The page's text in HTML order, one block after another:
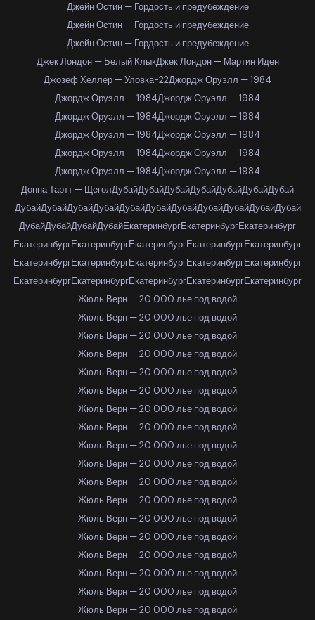
Джейн Остин — Гордость и предубеждение
Джейн Остин — Гордость и предубеждение
Джейн Остин — Гордость и предубеждение
Джек Лондон — Белый КлыкДжек Лондон — Мартин Иден
Джозеф Хеллер — Уловка-22Джордж Оруэлл — 1984
Джордж Оруэлл — 1984Джордж Оруэлл — 1984
Джордж Оруэлл — 1984Джордж Оруэлл — 1984
Джордж Оруэлл — 1984Джордж Оруэлл — 1984
Джордж Оруэлл — 1984Джордж Оруэлл — 1984
Джордж Оруэлл — 1984Джордж Оруэлл — 1984
Донна Тартт — ЩеголДубайДубайДубайДубайДубайДубайДубай
ДубайДубайДубайДубайДубайДубайДубайДубайДубайДубайДубай
ДубайДубайДубайДубайЕкатеринбургЕкатеринбургЕкатеринбург
ЕкатеринбургЕкатеринбургЕкатеринбургЕкатеринбургЕкатеринбург
ЕкатеринбургЕкатеринбургЕкатеринбургЕкатеринбургЕкатеринбург
ЕкатеринбургЕкатеринбургЕкатеринбургЕкатеринбургЕкатеринбург
Жюль Верн — 20 000 лье под водой
Жюль Верн — 20 000 лье под водой
Жюль Верн — 20 000 лье под водой
Жюль Верн — 20 000 лье под водой
Жюль Верн — 20 000 лье под водой
Жюль Верн — 20 000 лье под водой
Жюль Верн — 20 000 лье под водой
Жюль Верн — 20 000 лье под водой
Жюль Верн — 20 000 лье под водой
Жюль Верн — 20 000 лье под водой
Жюль Верн — 20 000 лье под водой
Жюль Верн — 20 000 лье под водой
Жюль Верн — 20 000 лье под водой
Жюль Верн — 20 000 лье под водой
Жюль Верн — 20 000 лье под водой
Жюль Верн — 20 000 лье под водой
Жюль Верн — 20 000 лье под водой
Жюль Верн — 20 000 лье под водой